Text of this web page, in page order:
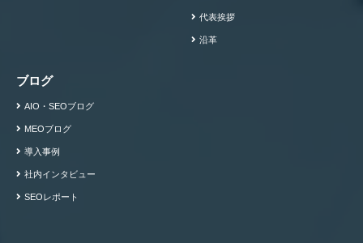
代表挨拶
沿革
ブログ
AIO・SEOブログ
MEOブログ
導入事例
社内インタビュー
SEOレポート